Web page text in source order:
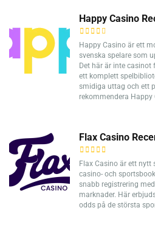
Happy Casino
Happy Casino är ett
svenska spelare som
Det här är inte casinot
ett komplett
smidiga uttag och ett
rekommendera Happy
Flax Casino
Flax Casino är ett nytt
casino- och
snabb registrering
marknader. Här
odds på de största